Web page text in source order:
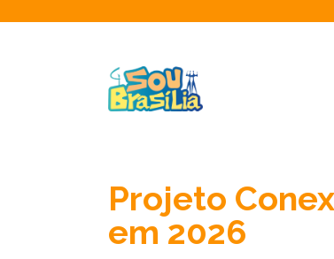
Projeto
em 2026